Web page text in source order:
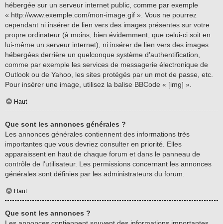
hébergée sur un serveur internet public, comme par exemple
« http://www.exemple.com/mon-image.gif ». Vous ne pourrez
cependant ni insérer de lien vers des images présentes sur votre
propre ordinateur (à moins, bien évidemment, que celui-ci soit en
lui-même un serveur internet), ni insérer de lien vers des images
hébergées derrière un quelconque système d’authentification,
comme par exemple les services de messagerie électronique de
Outlook ou de Yahoo, les sites protégés par un mot de passe, etc.
Pour insérer une image, utilisez la balise BBCode « [img] ».
Haut
Que sont les annonces générales ?
Les annonces générales contiennent des informations très
importantes que vous devriez consulter en priorité. Elles
apparaissent en haut de chaque forum et dans le panneau de
contrôle de l’utilisateur. Les permissions concernant les annonces
générales sont définies par les administrateurs du forum.
Haut
Que sont les annonces ?